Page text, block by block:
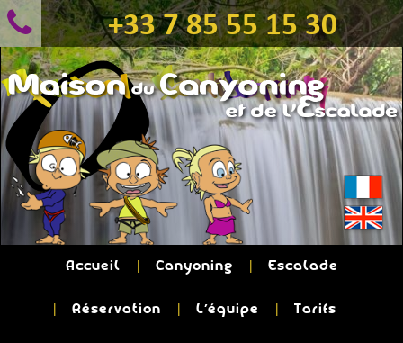
+33 7 85 55 15 30
Accueil Canyoning Escalade
Réservation L'équipe Tarifs